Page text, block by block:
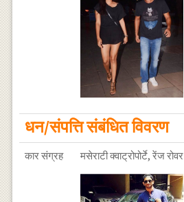
धन/संपत्ति संबंधित विवरण
कार संग्रह मसेराटी क्वाट्रोपोर्टे, रेंज रोवर